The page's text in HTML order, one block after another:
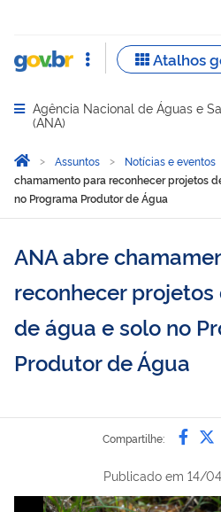
Abrir menu principal de
Agência Nacional de Águas e
(ANA)
Você está aqui:
Página Inicial
Assuntos Notícias e eventos
chamamento para reconhecer projetos
no Programa Produtor de Água
ANA abre
reconhecer
de água e solo no
Produtor de Água
Compartilhe:
Publicado em 14/